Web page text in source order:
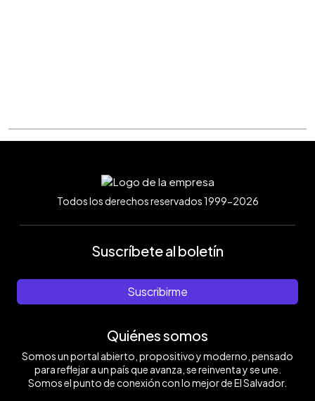
Todos los derechos reservados 1999-2026
Suscríbete al boletín
Suscribirme
Quiénes somos
Somos un portal abierto, propositivo y moderno, pensado
para reflejar a un país que avanza, se reinventa y se une.
Somos el punto de conexión con lo mejor de El Salvador.